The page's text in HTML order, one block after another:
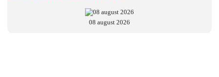
08 august 2026